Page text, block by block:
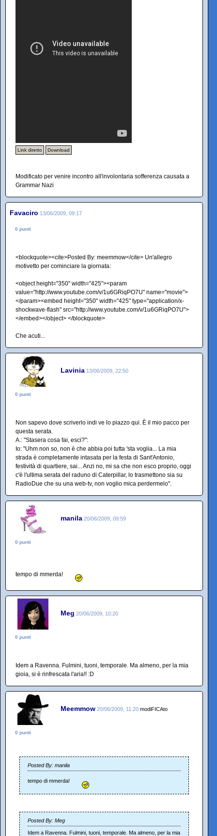
Link diretto Download
Modificato per venire incontro all'involontaria sofferenza causata a
Grammar Nazi
Favaciro 13/06/2009, 09:17
0 punti
<blockquote><cite>Posted By: meemmow</cite> Un'allegro
motivetto per cominciare la giornata:
<object height="350" width="425"><param
value="http://www.youtube.com/v/1u6GRiqPO7U" name="movie">
</param><embed height="350" width="425" type="application/x-
shockwave-flash" src="http://www.youtube.com/v/1u6GRiqPO7U">
</embed></object> </blockquote>
Che acuti...
Lavinia 13/06/2009, 22:50
0 punti
Non sapevo dove scriverlo indi ve lo piazzo qui. È il mio pacco per
questa serata.
A.: "Stasera cosa fai, esci?":
Io: "Uhm non so, non è che abbia poi tutta 'sta voglia... La mia
strada è completamente intasata per la festa di Sant'Antonio,
festività di quartiere, sai... Anzi no, mi sa che non esco proprio, oggi
c'è l'ultima serata del raduno di Caterpillar, lo trasmettono sia su
RadioDue che su una web-tv, non voglio mica perdermelo".
manila 20/06/2009, 09:59
0 punti
tempo di mmerda!
Meg 20/06/2009, 10:20
0 punti
Idem a Ravenna. Fulmini, tuoni, temporale. Ma almeno, per la mia
gioia, si è rinfrescata l'aria!! :D
Meemmow 20/06/2009, 11:20 modiFICAto
0 punti
Posted By: manila
tempo di mmerda!
Posted By: Meg
Idem a Ravenna. Fulmini, tuoni, temporale. Ma almeno, per la mia